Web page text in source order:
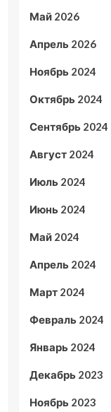
Май 2026
Апрель 2026
Ноябрь 2024
Октябрь 2024
Сентябрь 2024
Август 2024
Июль 2024
Июнь 2024
Май 2024
Апрель 2024
Март 2024
Февраль 2024
Январь 2024
Декабрь 2023
Ноябрь 2023